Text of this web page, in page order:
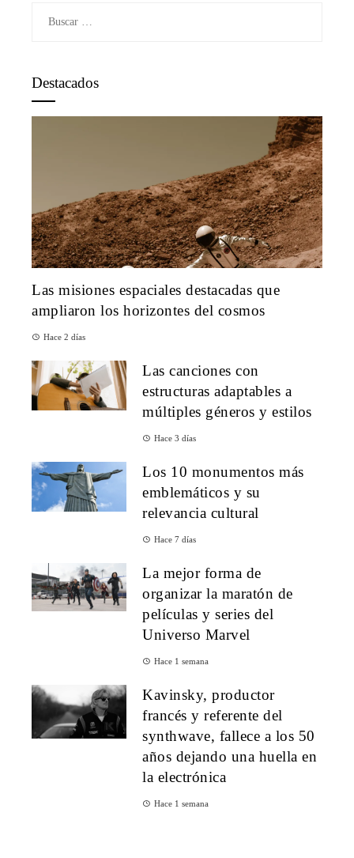
Destacados
Las misiones espaciales destacadas que
ampliaron los horizontes del cosmos
Hace 2 días
Las canciones con
estructuras adaptables a
múltiples géneros y estilos
Hace 3 días
Los 10 monumentos más
emblemáticos y su
relevancia cultural
Hace 7 días
La mejor forma de
organizar la maratón de
películas y series del
Universo Marvel
Hace 1 semana
Kavinsky, productor
francés y referente del
synthwave, fallece a los 50
años dejando una huella en
la electrónica
Hace 1 semana